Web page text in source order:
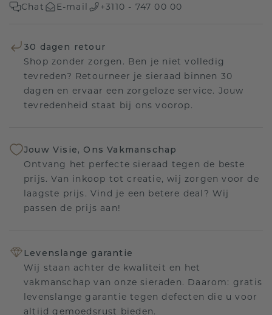
Chat E-mail +3110 - 747 00 00
30 dagen retour
Shop zonder zorgen. Ben je niet volledig
tevreden? Retourneer je sieraad binnen 30
dagen en ervaar een zorgeloze service. Jouw
tevredenheid staat bij ons voorop.
Jouw Visie, Ons Vakmanschap
Ontvang het perfecte sieraad tegen de beste
prijs. Van inkoop tot creatie, wij zorgen voor de
laagste prijs. Vind je een betere deal? Wij
passen de prijs aan!
Levenslange garantie
Wij staan achter de kwaliteit en het
vakmanschap van onze sieraden. Daarom: gratis
levenslange garantie tegen defecten die u voor
altijd gemoedsrust bieden.